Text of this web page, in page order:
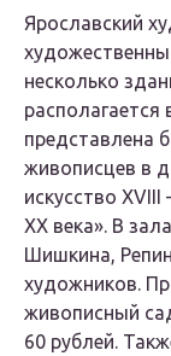
Ярославский
несколько
располагается
представлена
живописцев в
искусство
XX века». В
Шишкина,
художников.
живописный
60 рублей.